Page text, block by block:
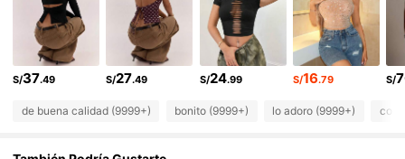
2.7M Seguidores
2.7M Seguidores
S/37.49 S/27.49 S/24.99 S/16.79 S/
de buena calidad (9999+) bonito (9999+) lo adoro (9999+)